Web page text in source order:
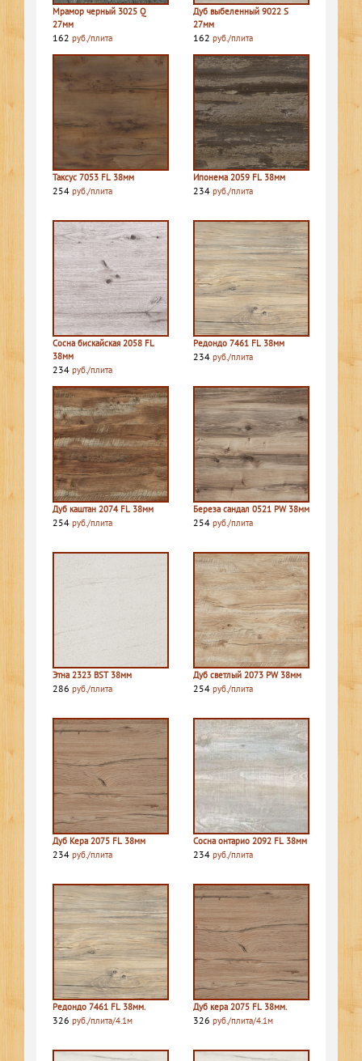
Мрамор черный 3025 Q
27мм
162 руб./плита
Дуб выбеленный 9022 S
27мм
162 руб./плита
Таксус 7053 FL 38мм
254 руб./плита
Ипонема 2059 FL 38мм
234 руб./плита
Сосна бискайская 2058 FL
38мм
234 руб./плита
Редондо 7461 FL 38мм
234 руб./плита
Дуб каштан 2074 FL 38мм
254 руб./плита
Береза сандал 0521 PW 38мм
254 руб./плита
Этна 2323 BST 38мм
286 руб./плита
Дуб светлый 2073 PW 38мм
254 руб./плита
Дуб Кера 2075 FL 38мм
234 руб./плита
Сосна онтарио 2092 FL 38мм
234 руб./плита
Редондо 7461 FL 38мм.
326 руб./плита/4.1м
Дуб кера 2075 FL 38мм.
326 руб./плита/4.1м